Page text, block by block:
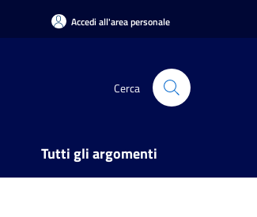
Accedi all'area personale
Cerca
Tutti gli argomenti